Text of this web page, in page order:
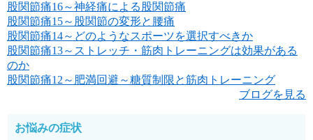
股関節痛16～神経痛による股関節痛
股関節痛15～股関節の変形と腰痛
股関節痛14～どのようなスポーツを選択すべきか
股関節痛13～ストレッチ・筋肉トレーニングは効果がある
のか
股関節痛12～肥満回避～糖質制限と筋肉トレーニング
ブログを見る
お悩みの症状